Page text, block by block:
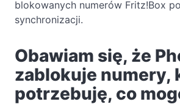
blokowanych numerów Fritz!Box
synchronizacji.
Obawiam się, że
zablokuje numery,
potrzebuję, co